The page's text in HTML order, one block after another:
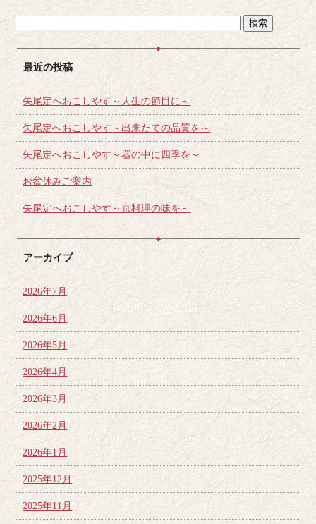
最近の投稿
矢尾定へおこしやす～人生の節目に～
矢尾定へおこしやす～出来たての品質を～
矢尾定へおこしやす～器の中に四季を～
お盆休みご案内
矢尾定へおこしやす～京料理の味を～
アーカイブ
2026年7月
2026年6月
2026年5月
2026年4月
2026年3月
2026年2月
2026年1月
2025年12月
2025年11月